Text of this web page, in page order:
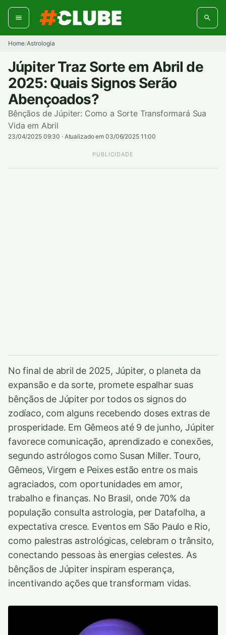
Pular
para
conteúdo
Home/Astrologia
Júpiter Traz Sorte em Abril de
2025: Quais Signos Serão
Abençoados?
Bênçãos de Júpiter: Como a Sorte Transformará Sua
Vida em Abril
23/04/2025 09:30 · Atualizado em 03/06/2025 11:00
PUBLICIDADE
No final de abril de 2025, Júpiter, o planeta da
expansão e da sorte, promete espalhar suas
bênçãos de Júpiter por todos os signos do
zodíaco, com alguns recebendo doses extras de
prosperidade. Em Gêmeos até 9 de junho, Júpiter
favorece comunicação, aprendizado e conexões,
segundo astrólogos como Susan Miller. Touro,
Gêmeos, Virgem e Peixes estão entre os mais
agraciados, com oportunidades em amor,
trabalho e finanças. No Brasil, onde 70% da
população consulta astrologia, per Datafolha, a
expectativa cresce. Eventos em São Paulo e Rio,
como palestras astrológicas, celebram o trânsito,
conectando pessoas às energias celestes. As
bênçãos de Júpiter inspiram esperança,
incentivando ações que transformam vidas.